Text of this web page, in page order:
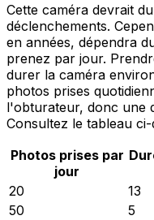
Cette caméra devrait
déclenchements.
en années, dépendra
prenez par jour.
durer la caméra
photos prises
l'obturateur, donc une
Consultez le tableau
Photos prises par
jour
20
13
50
5